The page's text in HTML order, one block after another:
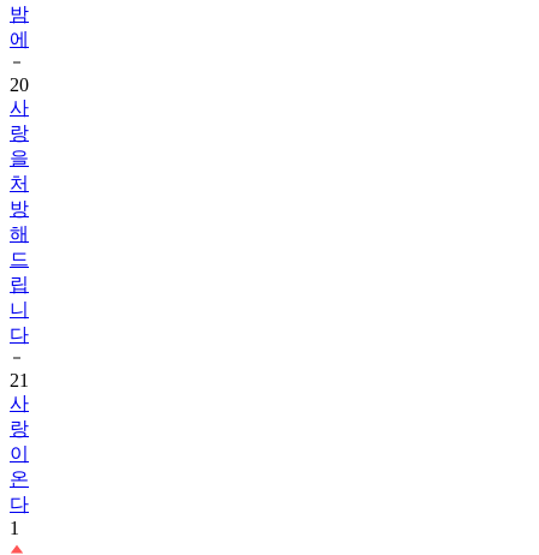
밤
에
20
사
랑
을
처
방
해
드
립
니
다
21
사
랑
이
온
다
1